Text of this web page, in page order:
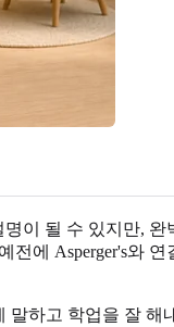
이 될 수 있지만,
에 Asperger's와
하고 학업을 잘